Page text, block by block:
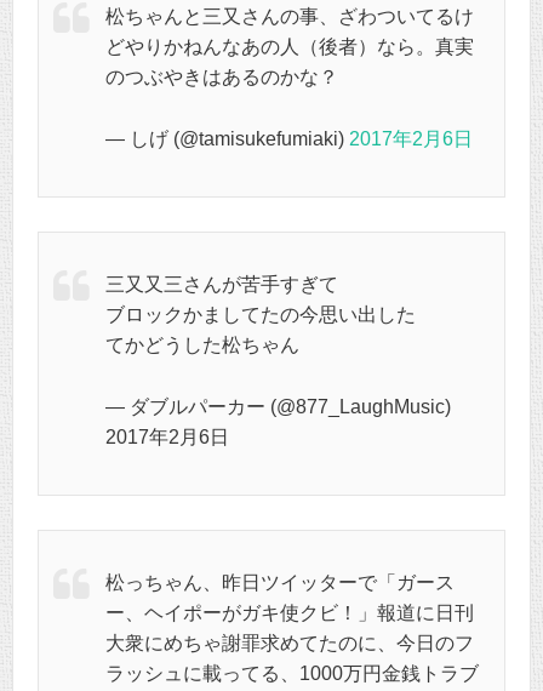
松ちゃんと三又さんの事、ざわついてるけ
どやりかねんなあの人（後者）なら。真実
のつぶやきはあるのかな？
— しげ (@tamisukefumiaki) 2017年2月6日
三又又三さんが苦手すぎて
ブロックかましてたの今思い出した
てかどうした松ちゃん
— ダブルパーカー (@877_LaughMusic)
2017年2月6日
松っちゃん、昨日ツイッターで「ガース
ー、ヘイポーがガキ使クビ！」報道に日刊
大衆にめちゃ謝罪求めてたのに、今日のフ
ラッシュに載ってる、1000万円金銭トラブ